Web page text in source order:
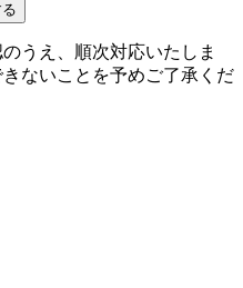
うえ、順次対応いたしま
ないことを予めご了承くだ